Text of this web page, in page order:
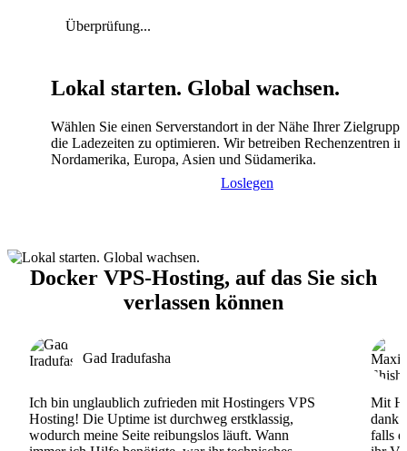
Überprüfung...
Lokal starten. Global wachsen.
Wählen Sie einen Serverstandort in der Nähe Ihrer
die Ladezeiten zu optimieren. Wir betreiben Rechenzentren in
Nordamerika, Europa, Asien und Südamerika.
Loslegen
Docker VPS-Hosting, auf das Sie sich
verlassen können
Gad Iradufasha
Ich bin unglaublich zufrieden mit Hostingers VPS
Hosting! Die Uptime ist durchweg erstklassig,
wodurch meine Seite reibungslos läuft. Wann
Mit
dank
falls